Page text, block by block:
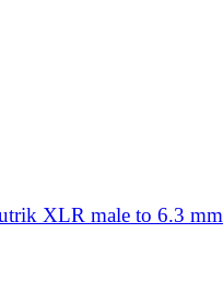
XLR male to 6.3 mm